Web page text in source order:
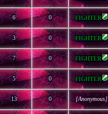
6 0 FIGHTER
3 0 FIGHTER
7 0 FIGHTER
5 0 FIGHTER
13 0 [Anonymous]